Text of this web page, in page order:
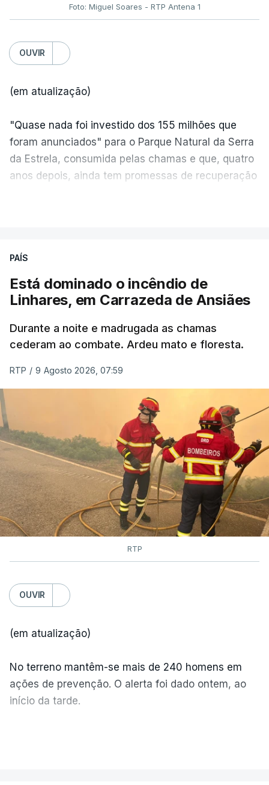
Foto: Miguel Soares - RTP Antena 1
OUVIR
(em atualização)
"Quase nada foi investido dos 155 milhões que
foram anunciados" para o Parque Natural da Serra
da Estrela, consumida pelas chamas e que, quatro
anos depois, ainda tem promessas de recuperação
ESTE CONTEÚDO ESTÁ NESTE
PAÍS
Está dominado o incêndio de
Linhares, em Carrazeda de Ansiães
Durante a noite e madrugada as chamas
cederam ao combate. Ardeu mato e floresta.
RTP / 9 Agosto 2026, 07:59
RTP
OUVIR
(em atualização)
No terreno mantêm-se mais de 240 homens em
ações de prevenção. O alerta foi dado ontem, ao
início da tarde.